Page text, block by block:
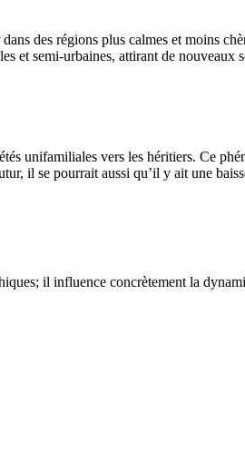
des régions plus calmes et moins
et semi-urbaines, attirant de nouveaux
unifamiliales vers les héritiers. Ce
il se pourrait aussi qu’il y ait une
il influence concrètement la